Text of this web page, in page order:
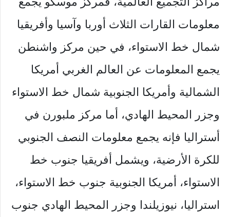
معلومات القارات الثلاث أوربا وآسيا وأفريقيا
شمال خط الاستواء، في حين مركز واشنطن
يجمع المعلومات عن العالم الغربي أمريكا
الشمالية وأمريكا الجنوبية شمال خط الاستواء
وجزر المحيط الهادي، أما مركز ملبورن في
أستراليا فإنه يجمع معلومات النصف الجنوبي
للكرة الأرضية، ويشمل أفريقيا جنوب خط
الاستواء، أمريكا الجنوبية جنوب خط الاستواء،
استراليا، نيوزيلندا وجزر المحيط الهادي جنوب